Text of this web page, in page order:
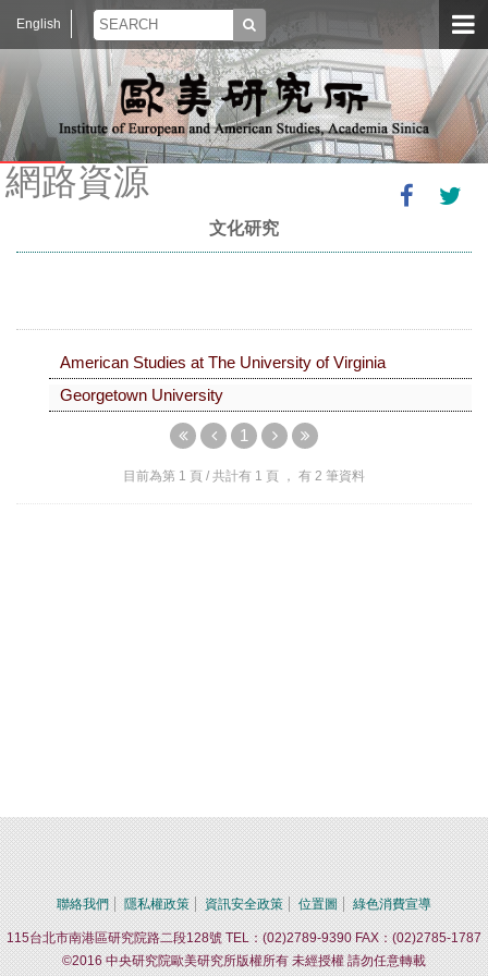
English
網路資源
文化研究
American Studies at The University of Virginia
Georgetown University
1
目前為第 1 頁 / 共計有 1 頁 ， 有 2 筆資料
聯絡我們 隱私權政策 資訊安全政策 位置圖 綠色消費宣導
115台北市南港區研究院路二段128號 TEL：(02)2789-9390 FAX：(02)2785-1787
©2016 中央研究院歐美研究所版權所有 未經授權 請勿任意轉載